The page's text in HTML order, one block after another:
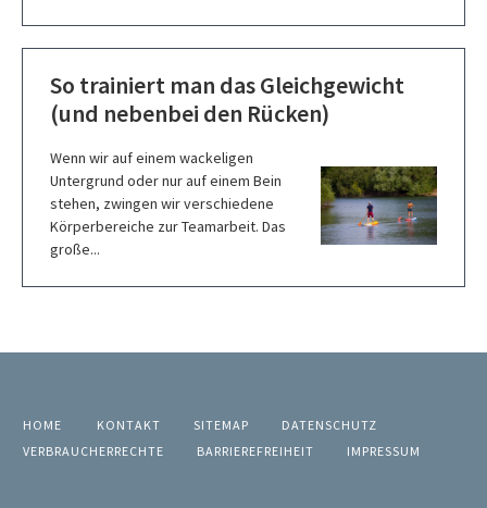
So trainiert man das Gleichgewicht
(und nebenbei den Rücken)
Wenn wir auf einem wackeligen
Untergrund oder nur auf einem Bein
stehen, zwingen wir verschiedene
Körperbereiche zur Teamarbeit. Das
große...
HOME KONTAKT SITEMAP
DATENSCHUTZ
VERBRAUCHERRECHTE
BARRIEREFREIHEIT IMPRESSUM